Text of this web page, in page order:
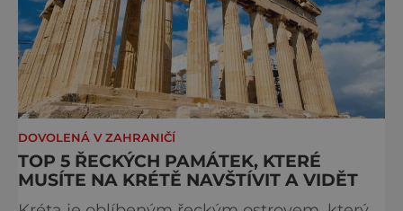
DOVOLENÁ V ZAHRANIČÍ
TOP 5 ŘECKÝCH PAMÁTEK, KTERÉ
MUSÍTE NA KRÉTĚ NAVŠTÍVIT A VIDĚT